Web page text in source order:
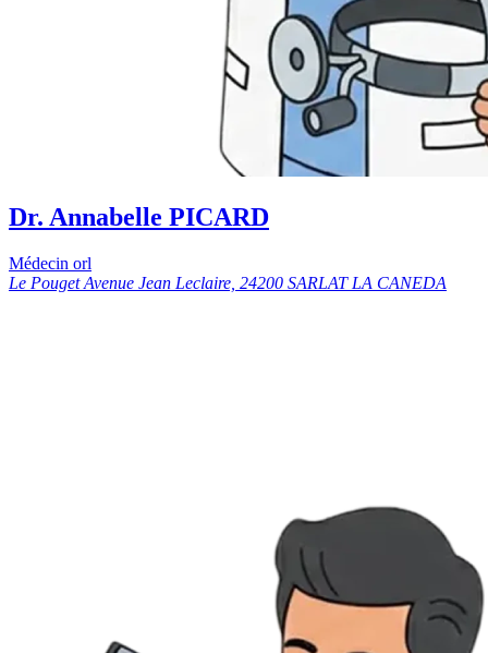
Dr. Annabelle PICARD
Médecin orl
Le Pouget Avenue Jean Leclaire, 24200 SARLAT LA CANEDA